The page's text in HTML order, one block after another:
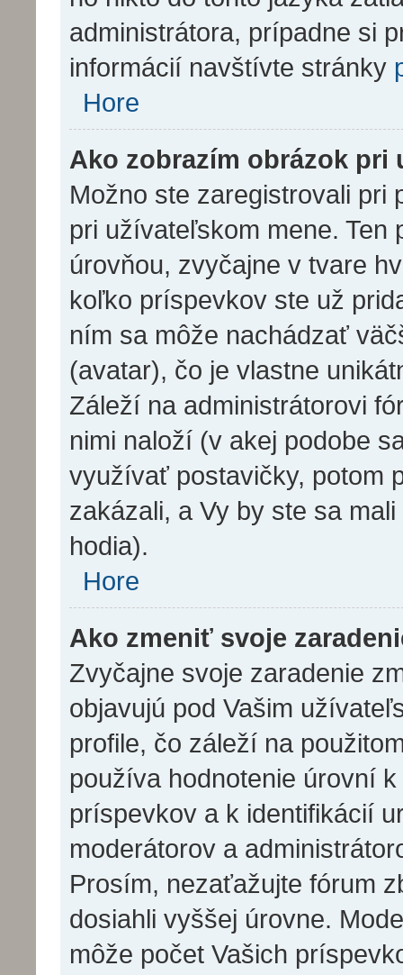
administrátora, prípadne si
informácií navštívte stránky
Hore
Ako zobrazím obrázok pri
Možno ste zaregistrovali
pri užívateľskom mene. Ten
úrovňou, zvyčajne v tvare
koľko príspevkov ste už
ním sa môže nachádzať
(avatar), čo je vlastne
Záleží na administrátorovi
nimi naloží (v akej podobe
využívať postavičky, potom
zakázali, a Vy by ste sa
hodia).
Hore
Ako zmeniť svoje
Zvyčajne svoje zaradenie
objavujú pod Vašim
profile, čo záleží na
používa hodnotenie úrovní
príspevkov a k identifikácií
moderátorov a
Prosím, nezaťažujte fórum
dosiahli vyššej úrovne.
môže počet Vašich